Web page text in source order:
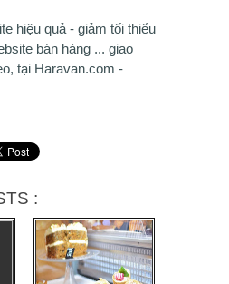
hiệu quả - giảm tối thiểu
bán hàng ... giao
tại Haravan.com -
: